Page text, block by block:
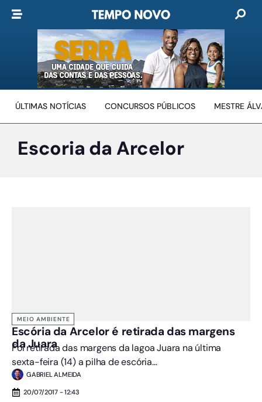
ÚLTIMAS NOTÍCIAS CONCURSOS PÚBLICOS MESTRE
Escoria da Arcelor
MEIO AMBIENTE
Escória da Arcelor é retirada das margens
da Juara
Foi retirada das margens da lagoa Juara na última
sexta-feira (14) a pilha de escória...
GABRIEL ALMEIDA
20/07/2017 - 12:43